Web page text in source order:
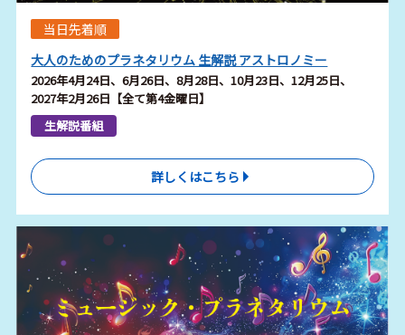
当日先着順
大人のためのプラネタリウム 生解説 アストロノミー
2026年4月24日、6月26日、8月28日、10月23日、12月25日、
2027年2月26日【全て第4金曜日】
生解説番組
詳しくはこちら